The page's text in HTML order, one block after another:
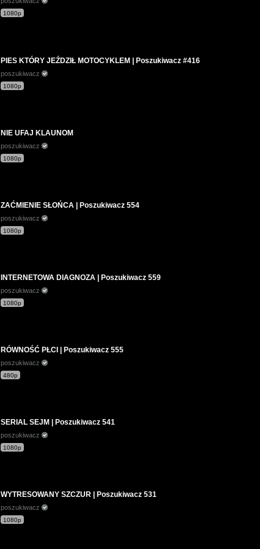
1080p
PIES KTÓRY JEŹDZIŁ MOTOCYKLEM | Poszukiwacz #416
poszukiwacz
1080p
NIE UFAJ KLAUNOM
poszukiwacz
1080p
ZAĆMIENIE SŁOŃCA | Poszukiwacz 554
poszukiwacz
1080p
INTERNETOWA DIAGNOZA | Poszukiwacz 559
poszukiwacz
1080p
RÓWNOŚĆ PŁCI | Poszukiwacz 555
poszukiwacz
480p
SERIAL SEJM | Poszukiwacz 541
poszukiwacz
1080p
WYTRESOWANY SZCZUR | Poszukiwacz 531
poszukiwacz
1080p